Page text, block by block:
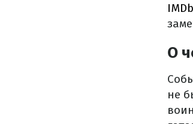
IMDb
О
не